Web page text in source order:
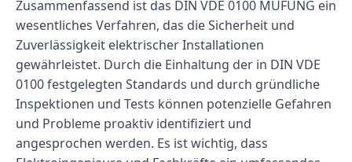
Zusammenfassend ist das DIN VDE 0100 MÜFUNG ein
wesentliches Verfahren, das die Sicherheit und
Zuverlässigkeit elektrischer Installationen
gewährleistet. Durch die Einhaltung der in DIN VDE
0100 festgelegten Standards und durch gründliche
Inspektionen und Tests können potenzielle Gefahren
und Probleme proaktiv identifiziert und
angesprochen werden. Es ist wichtig, dass